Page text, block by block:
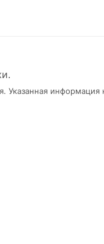
Указанная информация